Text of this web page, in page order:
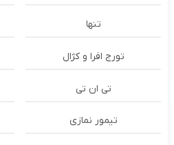
تنها
تورج افرا و کژال
تی ان تی
تیمور نمازی